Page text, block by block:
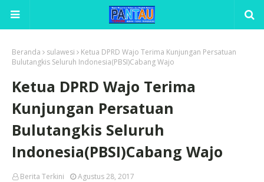
Beranda sulawesi
Ketua DPRD Wajo Terima Kunjungan Persatuan
Bulutangkis Seluruh Indonesia(PBSI)Cabang Wajo
Ketua DPRD Wajo Terima
Kunjungan Persatuan
Bulutangkis Seluruh
Indonesia(PBSI)Cabang Wajo
Berita Terkini Agustus 28, 2017